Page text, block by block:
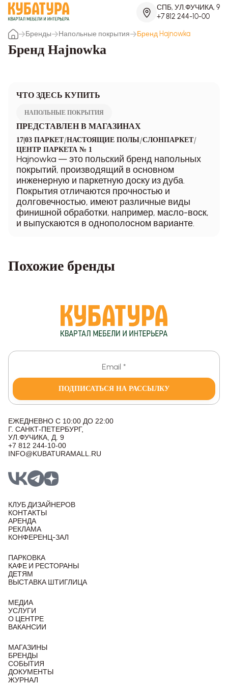
СПБ, УЛ.ФУЧИКА, 9
+7 812 244-10-00
Бренды
Напольные покрытия Бренд Hajnowka
Бренд Hajnowka
ЧТО ЗДЕСЬ КУПИТЬ
НАПОЛЬНЫЕ ПОКРЫТИЯ
ПРЕДСТАВЛЕН В МАГАЗИНАХ
17|03 ПАРКЕТ/НАСТОЯЩИЕ ПОЛЫ/СЛОНПАРКЕТ/
ЦЕНТР ПАРКЕТА № 1
Hajnowka — это польский бренд напольных
покрытий, производящий в основном
инженерную и паркетную доску из дуба.
Покрытия отличаются прочностью и
долговечностью, имеют различные виды
финишной обработки, например, масло-воск,
и выпускаются в однополосном варианте.
Похожие бренды
ПОДПИСАТЬСЯ НА РАССЫЛКУ
ЕЖЕДНЕВНО С 10:00 ДО 22:00
Г. САНКТ-ПЕТЕРБУРГ,
УЛ.ФУЧИКА, Д. 9
+7 812 244-10-00
INFO@KUBATURAMALL.RU
КЛУБ ДИЗАЙНЕРОВ
КОНТАКТЫ
АРЕНДА
РЕКЛАМА
КОНФЕРЕНЦ-ЗАЛ
ПАРКОВКА
КАФЕ И РЕСТОРАНЫ
ДЕТЯМ
ВЫСТАВКА ШТИГЛИЦА
МЕДИА
УСЛУГИ
О ЦЕНТРЕ
ВАКАНСИИ
МАГАЗИНЫ
БРЕНДЫ
СОБЫТИЯ
ДОКУМЕНТЫ
ЖУРНАЛ